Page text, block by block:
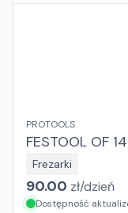
PROTOOLS
FESTOOL OF
Frezarki
90.00 zł/dzień
Dostępność